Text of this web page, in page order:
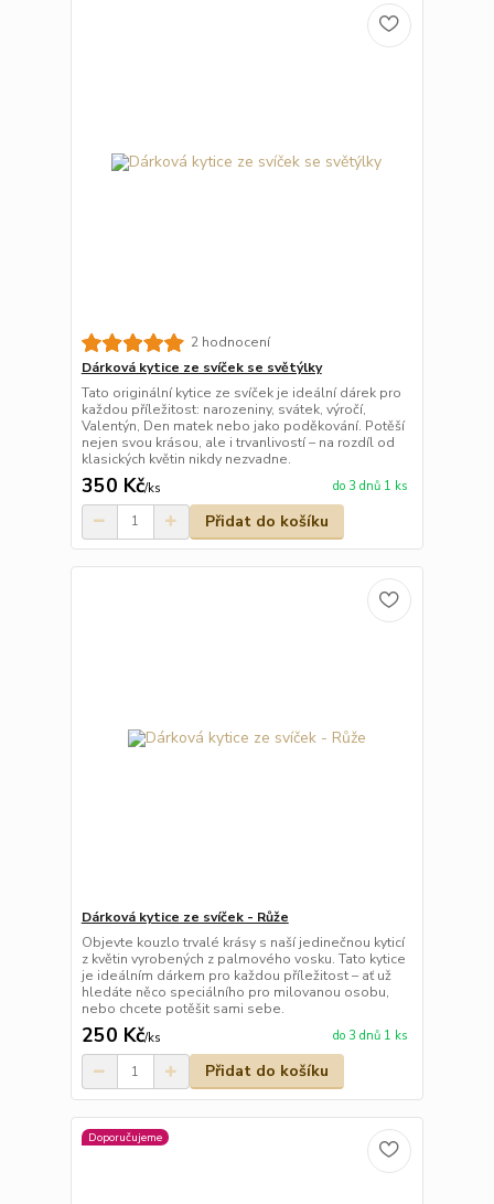
2 hodnocení
Dárková kytice ze svíček se světýlky
Tato originální kytice ze svíček je ideální dárek pro
každou příležitost: narozeniny, svátek, výročí,
Valentýn, Den matek nebo jako poděkování. Potěší
nejen svou krásou, ale i trvanlivostí – na rozdíl od
klasických květin nikdy nezvadne.
350 Kč/ks do 3 dnů 1 ks
Přidat do košíku
Dárková kytice ze svíček - Růže
Objevte kouzlo trvalé krásy s naší jedinečnou kyticí
z květin vyrobených z palmového vosku. Tato kytice
je ideálním dárkem pro každou příležitost – ať už
hledáte něco speciálního pro milovanou osobu,
nebo chcete potěšit sami sebe.
250 Kč/ks do 3 dnů 1 ks
Přidat do košíku
Doporučujeme